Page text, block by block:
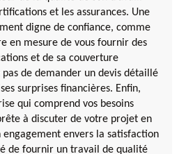
et les assurances. Une
digne de confiance, comme
en mesure de vous fournir des
et de sa couverture
de demander un devis détaillé
surprises financières. Enfin,
qui comprend vos besoins
à discuter de votre projet en
envers la satisfaction
de fournir un travail de qualité